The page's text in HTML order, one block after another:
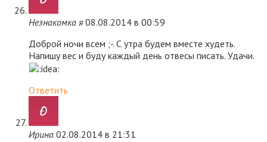
Незнакомка я 08.08.2014 в 00:59
Доброй ночи всем ;-. С утра будем вместе худеть.
Напишу вес и буду каждый день отвесы писать. Удачи.
Ответить
Ирина 02.08.2014 в 21:31